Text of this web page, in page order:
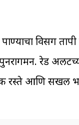
विसर्ग तापी
रेड
रस्ते आणि सखल